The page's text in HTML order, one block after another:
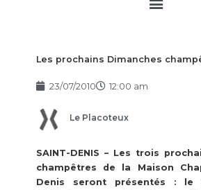
Les prochains Dimanches
23/07/2010 12:00 am
Le Placoteux
SAINT-DENIS – Les trois
champêtres de la Maison
Denis seront présentés : le